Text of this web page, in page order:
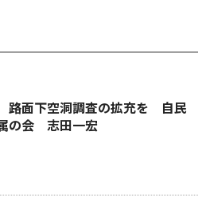
路面下空洞調査の拡充を 自民
の会 志田一宏